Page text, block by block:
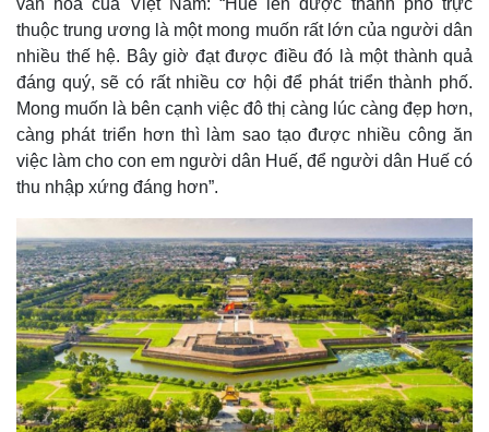
Thế giới
Quan sát
Cuộc sống đó đây
Hồ sơ
Multimedia
Video
Ảnh
E-Magazine
văn hóa của Việt Nam: “Huế lên được thành phố trực
thuộc trung ương là một mong muốn rất lớn của người dân
nhiều thế hệ. Bây giờ đạt được điều đó là một thành quả
đáng quý, sẽ có rất nhiều cơ hội để phát triển thành phố.
Mong muốn là bên cạnh việc đô thị càng lúc càng đẹp hơn,
càng phát triển hơn thì làm sao tạo được nhiều công ăn
việc làm cho con em người dân Huế, để người dân Huế có
thu nhập xứng đáng hơn”.